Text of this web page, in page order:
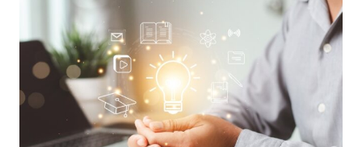
SPOŁECZNO-
EKONOMICZNYCH:
GDZIE
SZUKAĆ
PRACY?